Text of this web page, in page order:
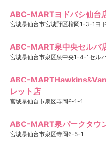
ABC-MARTヨドバシ仙台
宮城県仙台市宮城野区榴岡1-3-1ヨ
ABC-MART泉中央セルバ
宮城県仙台市泉区泉中央1-4-1セル
ABC-
レット店
宮城県仙台市泉区寺岡6-1-1
ABC-MART泉パークタウ
宮城県仙台市泉区寺岡6-5-1